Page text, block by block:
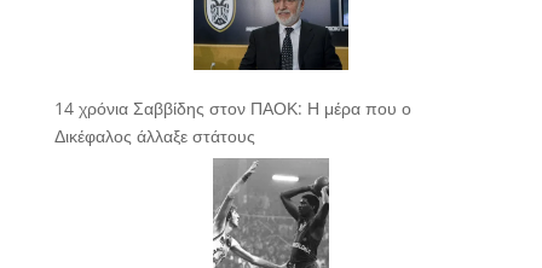
14 χρόνια Σαββίδης στον ΠΑΟΚ: Η μέρα που ο
Δικέφαλος άλλαξε στάτους